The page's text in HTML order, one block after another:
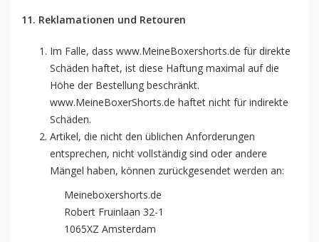
11. Reklamationen und Retouren
Im Falle, dass www.MeineBoxershorts.de für direkte
Schäden haftet, ist diese Haftung maximal auf die
Höhe der Bestellung beschränkt.
www.MeineBoxerShorts.de haftet nicht für indirekte
Schäden.
Artikel, die nicht den üblichen Anforderungen
entsprechen, nicht vollständig sind oder andere
Mängel haben, können zurückgesendet werden an:
Meineboxershorts.de
Robert Fruinlaan 32-1
1065XZ Amsterdam